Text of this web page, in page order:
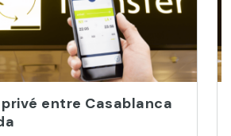
entre Casablanca